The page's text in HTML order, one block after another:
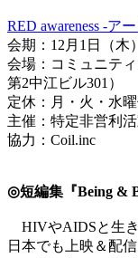
RED awareness -ア
会期：12月1日（木
会場：コミュニテ
第2中江ビル301）
定休：月・火・水
主催：特定非営利
協力：Coil.inc
◎短編集『Being &
HIVやAIDSと生き
日本でも上映＆配信